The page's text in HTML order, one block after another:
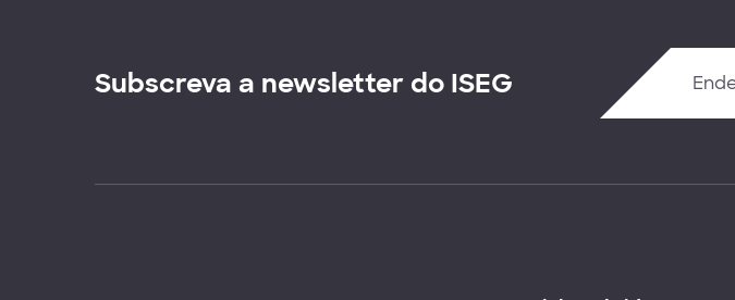
Subscreva a newsletter do ISEG